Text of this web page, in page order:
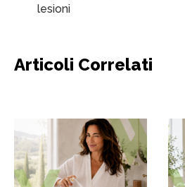
lesioni
Articoli Correlati